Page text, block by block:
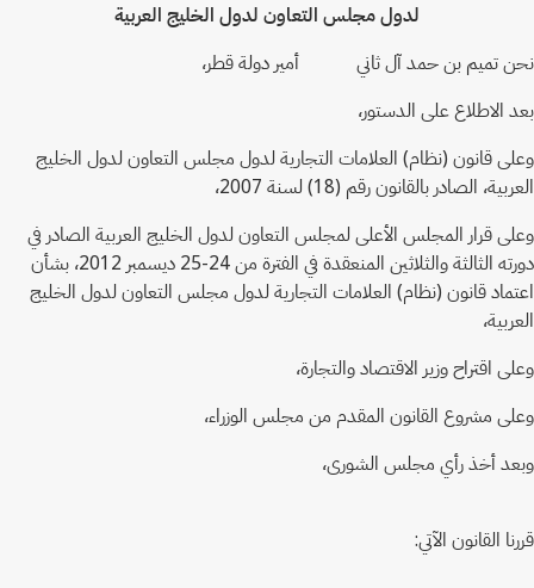
لدول مجلس التعاون لدول الخليج العربية
نحن تميم بن حمد آل ثاني أمير دولة قطر،
بعد الاطلاع على الدستور،
وعلى قانون (نظام) العلامات التجارية لدول مجلس التعاون لدول الخليج
العربية، الصادر بالقانون رقم (18) لسنة 2007،
وعلى قرار المجلس الأعلى لمجلس التعاون لدول الخليج العربية الصادر في
دورته الثالثة والثلاثين المنعقدة في الفترة من 24-25 ديسمبر 2012، بشأن
اعتماد قانون (نظام) العلامات التجارية لدول مجلس التعاون لدول الخليج
العربية،
وعلى اقتراح وزير الاقتصاد والتجارة،
وعلى مشروع القانون المقدم من مجلس الوزراء،
وبعد أخذ رأي مجلس الشورى،
قررنا القانون الآتي: